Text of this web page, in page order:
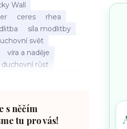
Wall
ceres
rhea
síla modlitby
svět
víra a naděje
duchovní růst
s něčím
tu pro vás!